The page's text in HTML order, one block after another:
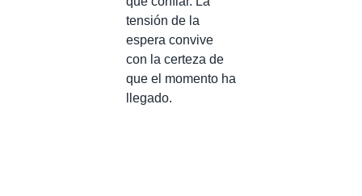
tensión de la
espera convive
con la certeza de
que el momento ha
llegado.